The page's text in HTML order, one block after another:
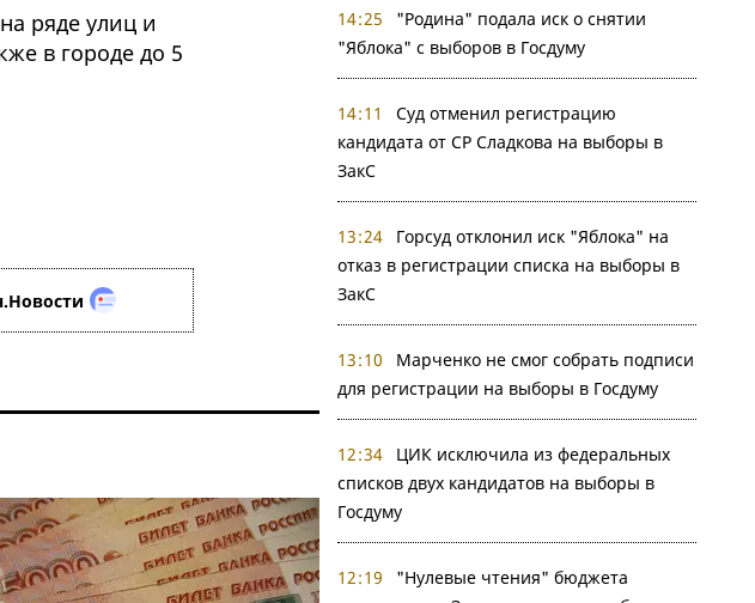
ряде улиц и
в городе до 5
14:25
"Родина" подала иск о снятии
"Яблока" с выборов в Госдуму
14:11
Суд отменил регистрацию
кандидата от СР Сладкова на выборы в
ЗакС
13:24
Горсуд отклонил иск "Яблока" на
отказ в регистрации списка на выборы в
ЗакС
13:10
Марченко не смог собрать подписи
для регистрации на выборы в Госдуму
12:34
ЦИК исключила из федеральных
списков двух кандидатов на выборы в
Госдуму
12:19
"Нулевые чтения" бюджета